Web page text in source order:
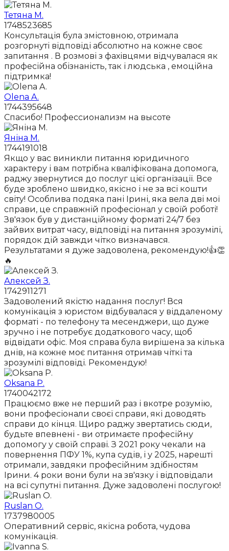
Тетяна М.
1748523685
Консультація була змістовною, отримала
розгорнуті відповіді абсолютно на кожне своє
запитання . В розмові з фахівцями відчувалася як
професійна обізнаність, так і людська , емоційна
підтримка!
Olena A.
1744395648
Спасибо! Профессионализм на высоте
Яніна М.
1744191018
Якщо у вас виникли питання юридичного
характеру і вам потрібна кваліфікована допомога,
раджу звернутися до послуг цієї організації. Все
буде зроблено швидко, якісно і не за всі кошти
світу! Особлива подяка пані Ірині, яка вела дві мої
справи, це справжній професіонал у своїй роботі!
Зв'язок був у дистанційному форматі 24/7 без
зайвих витрат часу, відповіді на питання зрозумілі,
порядок дій завжди чітко визначався.
Результатами я дуже задоволена, рекомендую!👍👏
🔥
Алексей З.
1742911271
Задоволений якістю надання послуг! Вся
комунікація з юристом відбувалася у віддаленому
форматі - по телефону та месенджери, що дуже
зручно і не потребує додаткового часу, щоб
відвідати офіс. Моя справа була вирішена за кілька
днів, на кожне моє питання отримав чіткі та
зрозумілі відповіді. Рекомендую!
Oksana P.
1740042172
Працюємо вже не перший раз і вкотре розумію,
вони професіонали своєї справи, які доводять
справи до кінця. Щиро раджу звертатись сюди,
будьте впевнені - ви отримаєте професійну
допомогу у своїй справі. З 2021 року чекали на
повернення ПФУ 1%, купа судів, і у 2025, нарешті
отримали, завдяки професійним здібностям
Ірини. 4 роки вони були на зв'язку і відповідали
на всі супутні питання. Дуже задоволені послугою!
Ruslan O.
1737980005
Оперативний сервіс, якісна робота, чудова
комунікація.